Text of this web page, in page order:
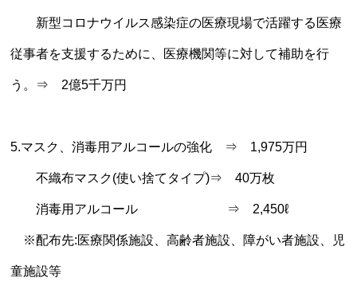
新型コロナウイルス感染症の医療現場で活躍する医療
従事者を支援するために、医療機関等に対して補助を行
う。⇒ 2億5千万円
5.マスク、消毒用アルコールの強化 ⇒ 1,975万円
不織布マスク(使い捨てタイプ)⇒ 40万枚
消毒用アルコール ⇒ 2,450ℓ
※配布先:医療関係施設、高齢者施設、障がい者施設、児
童施設等